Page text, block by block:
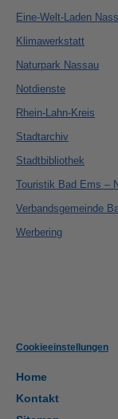
Eine-Welt-Laden
Klimawerkstatt
Naturpark Nassau
Notdienste
Rhein-Lahn-Kreis
Stadtarchiv
Stadtbibliothek
Touristik Bad Ems –
Verbandsgemeinde
Werbering
Cookieeinstellungen
Home
Kontakt